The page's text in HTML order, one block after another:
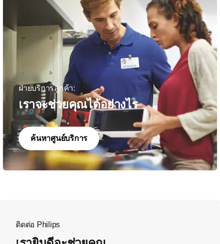
ฝ่ายบริการลูกค้า:
เราจะช่วยคุณได้อย่างไร
ค้นหาศูนย์บริการ
ติดต่อ Philips